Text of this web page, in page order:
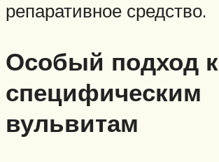
репаративное средство.
Особый подход к
специфическим
вульвитам